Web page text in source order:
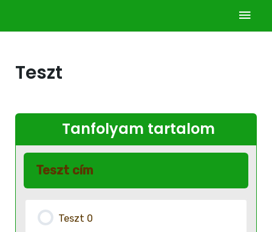
Teszt
Tanfolyam tartalom
Teszt cím
Teszt 0